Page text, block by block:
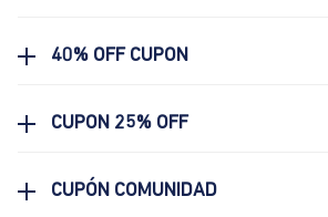
40% OFF CUPON
CUPON 25% OFF
CUPÓN COMUNIDAD